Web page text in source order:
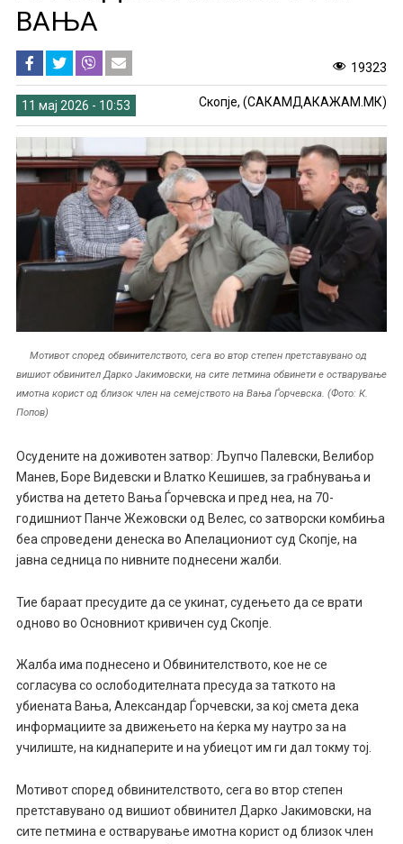
ВАЊА
19323
11 мај 2026 - 10:53 Скопје, (САКАМДАКАЖАМ.МК)
Мотивот според обвинителството, сега во втор степен претставувано од
вишиот обвинител Дарко Јакимовски, на сите петмина обвинети е остварување
имотна корист од близок член на семејството на Вања Ѓорчевска. (Фото: К.
Попов)
Осудените на доживотен затвор: Љупчо Палевски, Велибор
Манев, Боре Видевски и Влатко Кешишев, за грабнувања и
убиства на детето Вања Ѓорчевска и пред неа, на 70-
годишниот Панче Жежовски од Велес, со затворски комбиња
беа спроведени денеска во Апелациониот суд Скопје, на
јавна седница по нивните поднесени жалби.
Тие бараат пресудите да се укинат, судењето да се врати
одново во Основниот кривичен суд Скопје.
Жалба има поднесено и Обвинителството, кое не се
согласува со ослободителната пресуда за таткото на
убиената Вања, Александар Ѓорчевски, за кој смета дека
информациите за движењето на ќерка му наутро за на
училиште, на киднаперите и на убиецот им ги дал токму тој.
Мотивот според обвинителството, сега во втор степен
претставувано од вишиот обвинител Дарко Јакимовски, на
сите петмина е остварување имотна корист од близок член